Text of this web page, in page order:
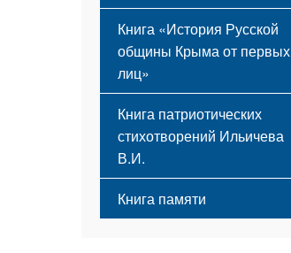
Книга «История Русской
общины Крыма от первых
лиц»
Книга патриотических
стихотворений Ильичева
В.И.
Книга памяти